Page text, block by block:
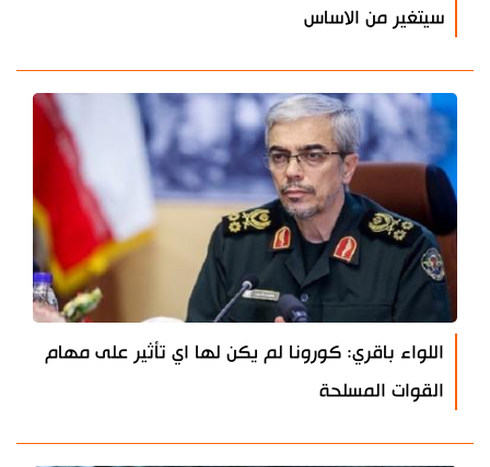
سيتغير من الاساس
اللواء باقري: كورونا لم يكن لها اي تأثير على مهام
القوات المسلحة